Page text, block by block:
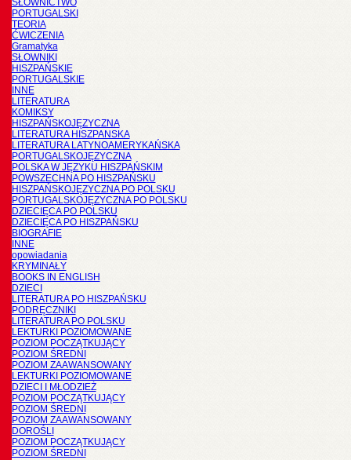
SŁOWNICTWO
PORTUGALSKI
TEORIA
ĆWICZENIA
Gramatyka
SŁOWNIKI
HISZPAŃSKIE
PORTUGALSKIE
INNE
LITERATURA
KOMIKSY
HISZPAŃSKOJĘZYCZNA
LITERATURA HISZPANSKA
LITERATURA LATYNOAMERYKAŃSKA
PORTUGALSKOJĘZYCZNA
POLSKA W JĘZYKU HISZPAŃSKIM
POWSZECHNA PO HISZPAŃSKU
HISZPAŃSKOJĘZYCZNA PO POLSKU
PORTUGALSKOJĘZYCZNA PO POLSKU
DZIECIĘCA PO POLSKU
DZIECIĘCA PO HISZPAŃSKU
BIOGRAFIE
INNE
opowiadania
KRYMINAŁY
BOOKS IN ENGLISH
DZIECI
LITERATURA PO HISZPAŃSKU
PODRĘCZNIKI
LITERATURA PO POLSKU
LEKTURKI POZIOMOWANE
POZIOM POCZĄTKUJĄCY
POZIOM ŚREDNI
POZIOM ZAAWANSOWANY
LEKTURKI POZIOMOWANE
DZIECI I MŁODZIEŻ
POZIOM POCZĄTKUJĄCY
POZIOM ŚREDNI
POZIOM ZAAWANSOWANY
DOROŚLI
POZIOM POCZĄTKUJĄCY
POZIOM ŚREDNI